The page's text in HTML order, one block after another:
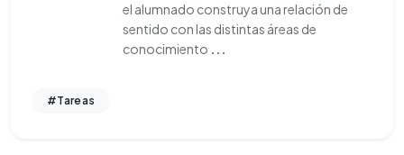
el alumnado construya una relación de
sentido con las distintas áreas de
conocimiento ...
#Tareas